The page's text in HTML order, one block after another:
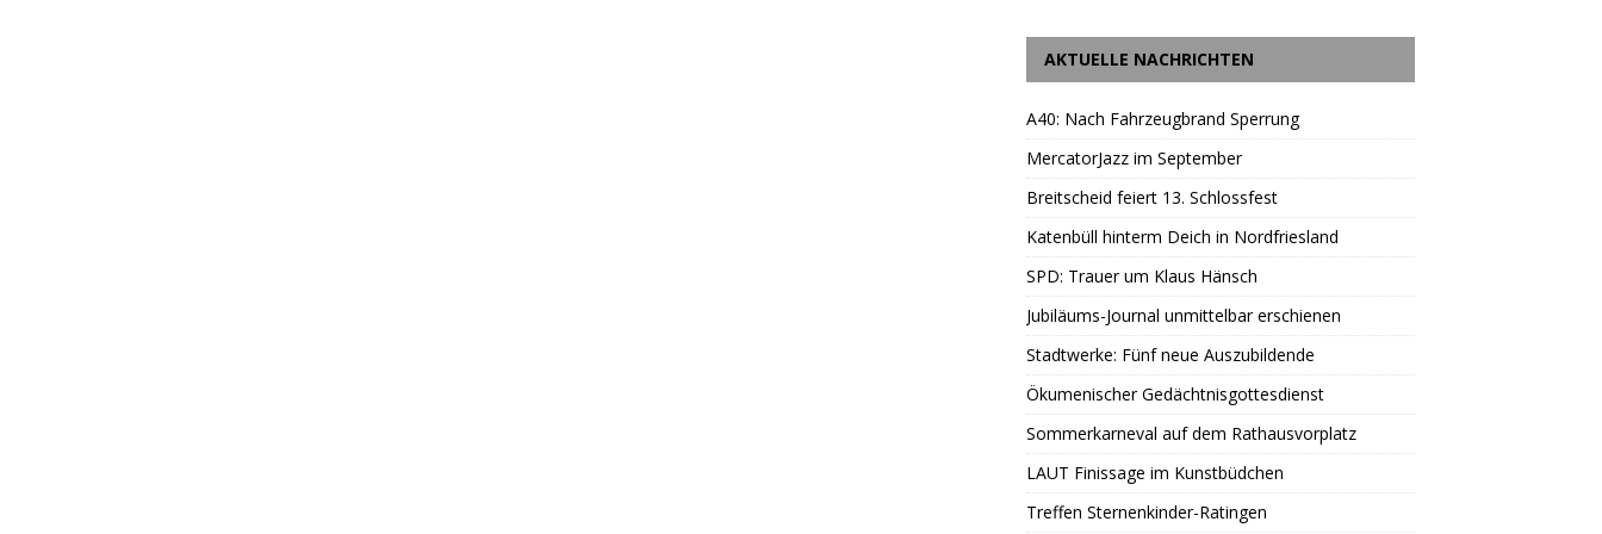
AKTUELLE NACHRICHTEN
A40: Nach Fahrzeugbrand Sperrung
MercatorJazz im September
Breitscheid feiert 13. Schlossfest
Katenbüll hinterm Deich in Nordfriesland
SPD: Trauer um Klaus Hänsch
Jubiläums-Journal unmittelbar erschienen
Stadtwerke: Fünf neue Auszubildende
Ökumenischer Gedächtnisgottesdienst
Sommerkarneval auf dem Rathausvorplatz
LAUT Finissage im Kunstbüdchen
Treffen Sternenkinder-Ratingen